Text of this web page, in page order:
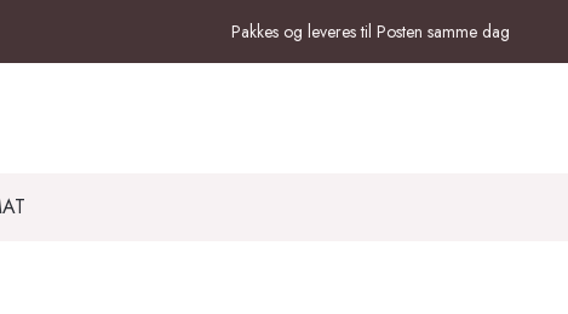
Pakkes og leveres til Posten samme dag